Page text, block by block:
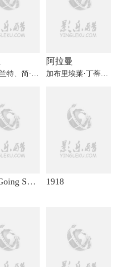
琳·格兰特
特、 简·曼斯费尔德 、利夫·埃里克
阿拉曼
加布里埃莱·丁蒂
、
We're Going Separate Ways 1918